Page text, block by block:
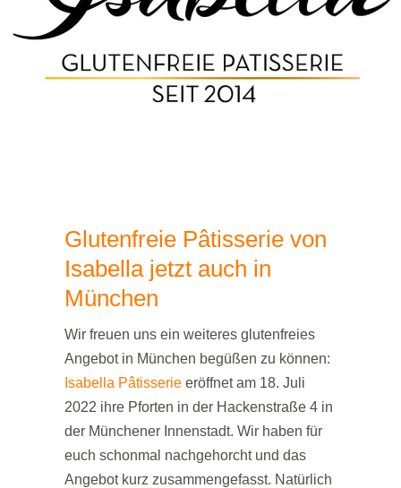
Glutenfreie Pâtisserie von
Isabella jetzt auch in
München
Wir freuen uns ein weiteres glutenfreies
Angebot in München begüßen zu können:
Isabella Pâtisserieeröffnet am 18. Juli
2022 ihre Pforten in der Hackenstraße 4 in
der Münchener Innenstadt. Wir haben für
euch schonmal nachgehorcht und das
Angebot kurz zusammengefasst. Natürlich